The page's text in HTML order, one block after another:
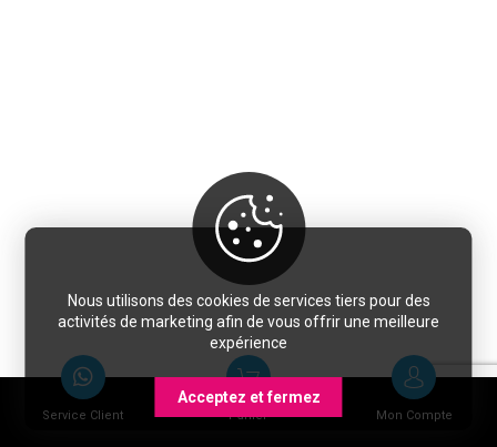
Service Client Panier Mon Compte
Nous utilisons des cookies de services tiers pour des
activités de marketing afin de vous offrir une meilleure
expérience
Acceptez et fermez